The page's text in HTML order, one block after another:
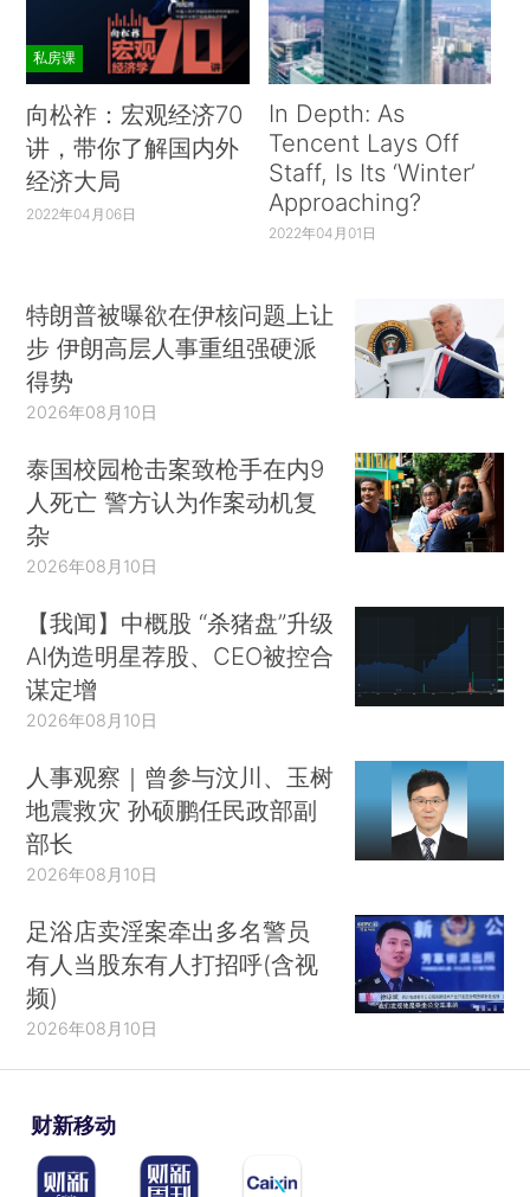
私房课
向松祚：宏观经济70
讲，带你了解国内外
经济大局
2022年04月06日
In Depth: As
Tencent Lays Off
Staff, Is Its ‘Winter’
Approaching?
2022年04月01日
特朗普被曝欲在伊核问题上让
步 伊朗高层人事重组强硬派
得势
2026年08月10日
泰国校园枪击案致枪手在内9
人死亡 警方认为作案动机复
杂
2026年08月10日
【我闻】中概股 “杀猪盘”升级
AI伪造明星荐股、CEO被控合
谋定增
2026年08月10日
人事观察｜曾参与汶川、玉树
地震救灾 孙硕鹏任民政部副
部长
2026年08月10日
足浴店卖淫案牵出多名警员
有人当股东有人打招呼(含视
频)
2026年08月10日
财新移动